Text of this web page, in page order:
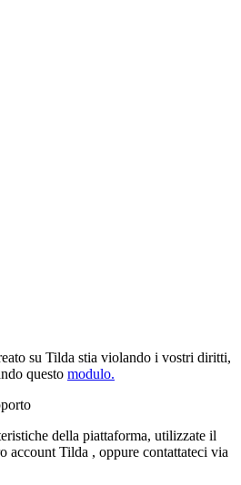
su Tilda stia violando i vostri diritti,
questo modulo.
della piattaforma, utilizzate il
account Tilda , oppure contattateci via